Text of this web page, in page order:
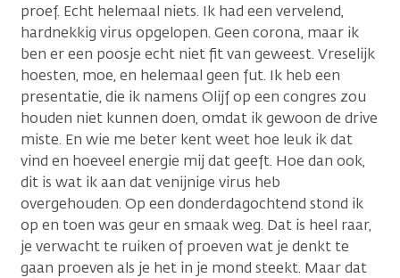
proef. Echt helemaal niets. Ik had een vervelend,
hardnekkig virus opgelopen. Geen corona, maar ik
ben er een poosje echt niet fit van geweest. Vreselijk
hoesten, moe, en helemaal geen fut. Ik heb een
presentatie, die ik namens Olijf op een congres zou
houden niet kunnen doen, omdat ik gewoon de drive
miste. En wie me beter kent weet hoe leuk ik dat
vind en hoeveel energie mij dat geeft. Hoe dan ook,
dit is wat ik aan dat venijnige virus heb
overgehouden. Op een donderdagochtend stond ik
op en toen was geur en smaak weg. Dat is heel raar,
je verwacht te ruiken of proeven wat je denkt te
gaan proeven als je het in je mond steekt. Maar dat